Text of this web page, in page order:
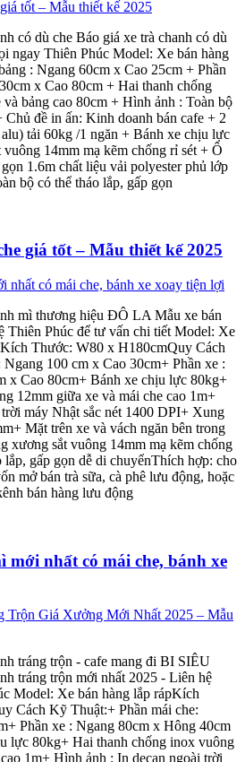
có dù che Báo giá xe trà chanh có dù
ngay Thiên Phúc Model: Xe bán hàng
: Ngang 60cm x Cao 25cm + Phần
x Cao 80cm + Hai thanh chống
bảng cao 80cm + Hình ảnh : Toàn bộ
Chủ đề in ấn: Kinh doanh bán cafe + 2
tải 60kg /1 ngăn + Bánh xe chịu lực
14mm mạ kẽm chống rỉ sét + Ô
1.6m chất liệu vải polyester phủ lớp
bộ có thể tháo lắp, gấp gọn
giá tốt – Mẫu thiết kế 2025
mì thương hiệu ĐÔ LA Mẫu xe bán
Thiên Phúc để tư vấn chi tiết Model: Xe
Thước: W80 x H180cmQuy Cách
100 cm x Cao 30cm+ Phần xe :
x Cao 80cm+ Bánh xe chịu lực 80kg+
12mm giữa xe và mái che cao 1m+
máy Nhật sắc nét 1400 DPI+ Xung
Mặt trên xe và vách ngăn bên trong
xương sắt vuông 14mm mạ kẽm chống
lắp, gấp gọn dễ di chuyểnThích hợp: cho
mở bán trà sữa, cà phê lưu động, hoặc
bán hàng lưu động
mới nhất có mái che, bánh xe
tráng trộn - cafe mang đi BI SIÊU
tráng trộn mới nhất 2025 - Liên hệ
Model: Xe bán hàng lắp rápKích
Cách Kỹ Thuật:+ Phần mái che:
Phần xe : Ngang 80cm x Hông 40cm
lực 80kg+ Hai thanh chống inox vuông
1m+ Hình ảnh : In decan ngoài trời